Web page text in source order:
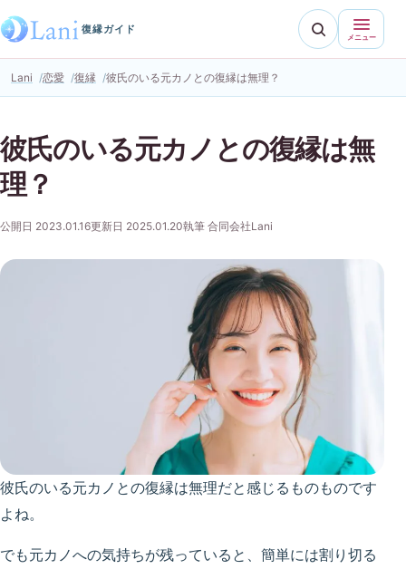
復縁ガイド
メニュー
Lani 恋愛 復縁 彼氏のいる元カノとの復縁は無理？
彼氏のいる元カノとの復縁は無
理？
公開日 2023.01.16更新日 2025.01.20執筆 合同会社Lani
彼氏のいる元カノとの復縁は無理だと感じるものものです
よね。
でも元カノへの気持ちが残っていると、簡単には割り切る